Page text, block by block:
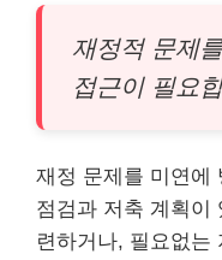
재정적 문제
접근이 필요
재정 문제를 미연에
점검과 저축 계획이
련하거나, 필요없는